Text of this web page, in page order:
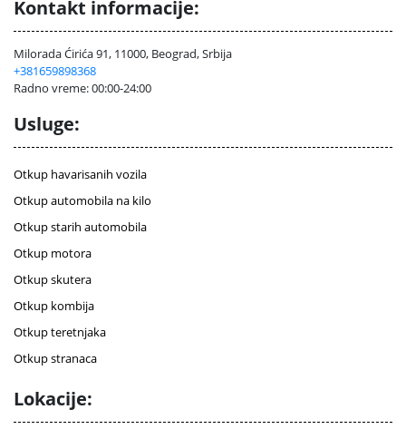
Kontakt informacije:
Milorada Ćirića 91, 11000, Beograd, Srbija
+381659898368
Radno vreme: 00:00-24:00
Usluge:
Otkup havarisanih vozila
Otkup automobila na kilo
Otkup starih automobila
Otkup motora
Otkup skutera
Otkup kombija
Otkup teretnjaka
Otkup stranaca
Lokacije: